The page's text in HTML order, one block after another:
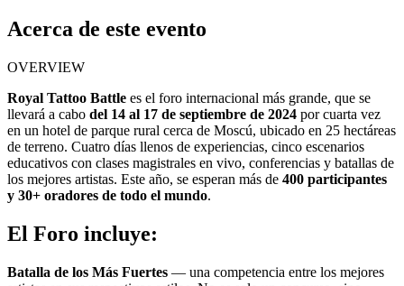
Acerca de este evento
OVERVIEW
Royal Tattoo Battle es el foro internacional más grande, que se
llevará a cabo del 14 al 17 de septiembre de 2024 por cuarta vez
en un hotel de parque rural cerca de Moscú, ubicado en 25 hectáreas
de terreno. Cuatro días llenos de experiencias, cinco escenarios
educativos con clases magistrales en vivo, conferencias y batallas de
los mejores artistas. Este año, se esperan más de 400 participantes
y 30+ oradores de todo el mundo.
El Foro incluye:
Batalla de los Más Fuertes — una competencia entre los mejores